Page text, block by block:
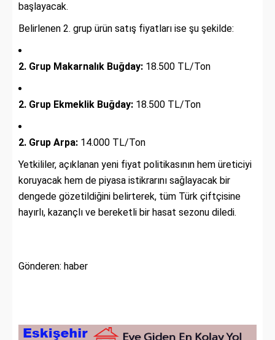
başlayacak.
Belirlenen 2. grup ürün satış fiyatları ise şu şekilde:
2. Grup Makarnalık Buğday: 18.500 TL/Ton
2. Grup Ekmeklik Buğday: 18.500 TL/Ton
2. Grup Arpa: 14.000 TL/Ton
Yetkililer, açıklanan yeni fiyat politikasının hem üreticiyi
koruyacak hem de piyasa istikrarını sağlayacak bir
dengede gözetildiğini belirterek, tüm Türk çiftçisine
hayırlı, kazançlı ve bereketli bir hasat sezonu diledi.
Gönderen: haber